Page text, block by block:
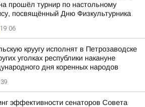
прошёл турнир по настольному
посвящённый Дню Физкультурника
19:06
круугу исполнят в Петрозаводске
уголках республики накануне
дня коренных народов
эффективности сенаторов Совета